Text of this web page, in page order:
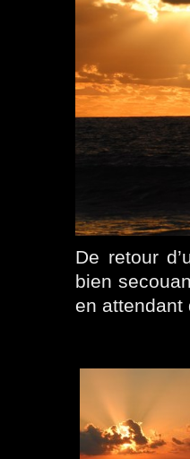
De retour
bien
en attendant